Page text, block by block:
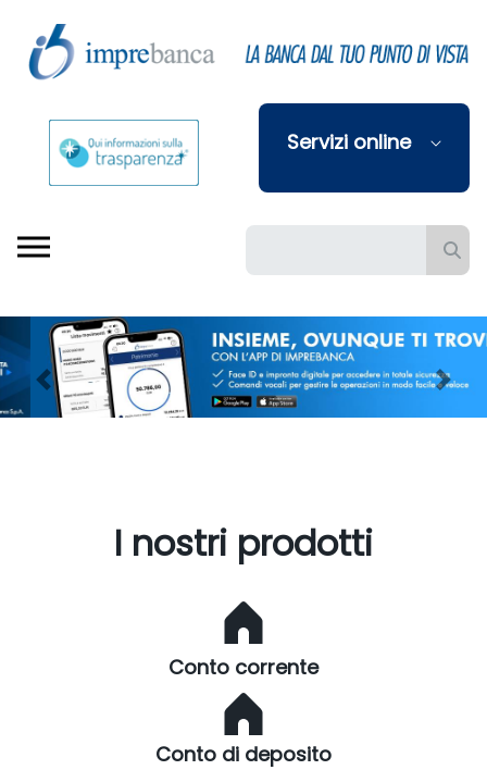
Skip to Main Content
Servizi online
Barra di ricerca
Previous Next
I nostri prodotti
Conto corrente
Conto di deposito